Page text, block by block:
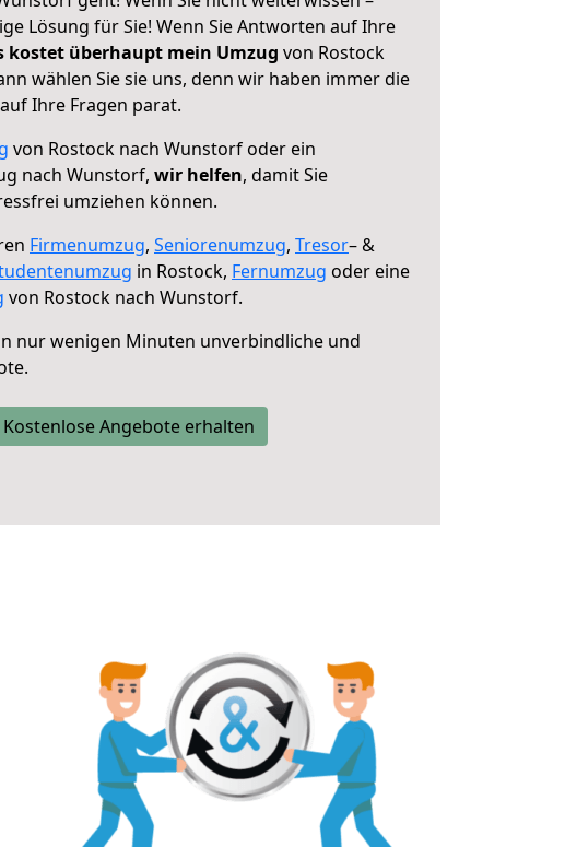
Lösung für Sie! Wenn Sie Antworten auf Ihre
kostet überhaupt mein Umzug von Rostock
wählen Sie sie uns, denn wir haben immer die
Ihre Fragen parat.
von Rostock nach Wunstorf oder ein
nach Wunstorf, wir helfen, damit Sie
umziehen können.
Firmenumzug, Seniorenumzug, Tresor– &
in Rostock, Fernumzug oder eine
von Rostock nach Wunstorf.
nur wenigen Minuten unverbindliche und
Kostenlose Angebote erhalten